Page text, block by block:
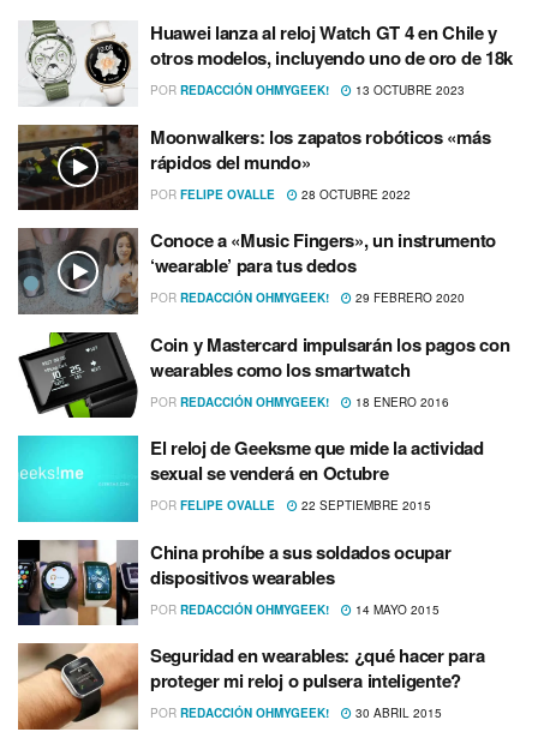
Huawei lanza al reloj Watch GT 4 en Chile y
otros modelos, incluyendo uno de oro de 18k
POR REDACCIÓN OHMYGEEK! 13 OCTUBRE 2023
Moonwalkers: los zapatos robóticos «más
rápidos del mundo»
POR FELIPE OVALLE 28 OCTUBRE 2022
Conoce a «Music Fingers», un instrumento
‘wearable’ para tus dedos
POR REDACCIÓN OHMYGEEK! 29 FEBRERO 2020
Coin y Mastercard impulsarán los pagos con
wearables como los smartwatch
POR REDACCIÓN OHMYGEEK! 18 ENERO 2016
El reloj de Geeksme que mide la actividad
sexual se venderá en Octubre
POR FELIPE OVALLE 22 SEPTIEMBRE 2015
China prohí­be a sus soldados ocupar
dispositivos wearables
POR REDACCIÓN OHMYGEEK! 14 MAYO 2015
Seguridad en wearables: ¿qué hacer para
proteger mi reloj o pulsera inteligente?
POR REDACCIÓN OHMYGEEK! 30 ABRIL 2015